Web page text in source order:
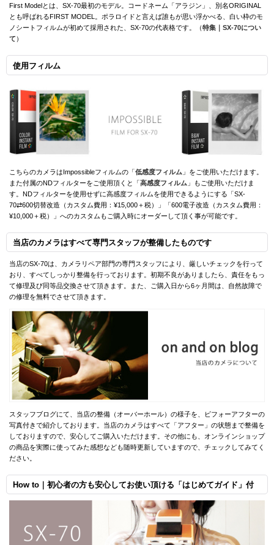
First Modelとは、SX-70最初のモデル。コードネーム「アラジン」、別名ORIGINAL
とも呼ばれるFIRST MODEL。ポラロイドと言えば誰もが思い浮かべる、白い枠のモ
ノシートフィルムが初めて採用された、SX-70の代表格です。（特集｜SX-70につい
て）
使用フィルム
こちらのカメラはImpossibleフィルムの「低感度フィルム 」をご使用いただけます。
また付属のNDフィルターをご使用頂くと「高感度フィルム 」もご使用いただけま
す。NDフィルターを使用せずに高感度フィルムを使用できるようにする「SX-
70⇄600切替改造（カスタム費用：¥15,000＋税）」「600電子改造（カスタム費用：
¥10,000＋税）」へのカスタムもご購入時にオーダーして頂く事が可能です。
当店のカメラはすべて専門スタッフが整備したものです
当店のSX-70は、カメラリペア部門の専門スタッフにより、厳しいチェックを行って
おり、すべてしっかり整備を行っております。初期不良がありましたら、責任をもっ
て修理及び同等品交換させて頂きます。また、ご購入日から6ヶ月間は、自然故障で
の修理を無料でさせて頂きます。
スタッフブログにて、当店の整備（オーバーホール）の様子を、ビフォーアフターの
写真付きで紹介しております。当店のカメラはすべて「アフター」の状態まで整備を
しておりますので、安心してご購入いただけます。その他にも、オンラインショップ
の商品を実際に使ってみた感想なども随時更新していますので、チェックしてみてく
ださい。
How to｜初心者の方も安心してお使い頂ける「はじめてガイド」付